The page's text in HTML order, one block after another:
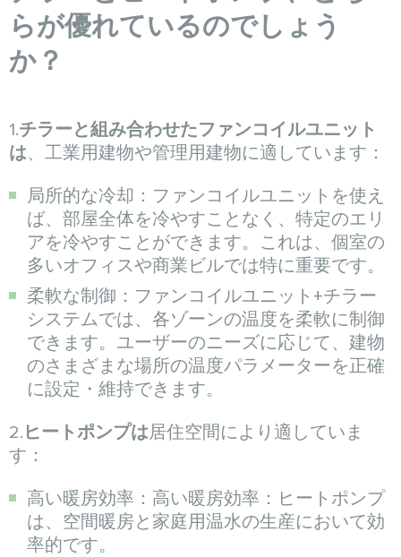
らが優れているのでしょう
か？
1.チラーと組み合わせたファンコイルユニット
は、工業用建物や管理用建物に適しています：
局所的な冷却：ファンコイルユニットを使え
ば、部屋全体を冷やすことなく、特定のエリ
アを冷やすことができます。これは、個室の
多いオフィスや商業ビルでは特に重要です。
柔軟な制御：ファンコイルユニット+チラー
システムでは、各ゾーンの温度を柔軟に制御
できます。ユーザーのニーズに応じて、建物
のさまざまな場所の温度パラメーターを正確
に設定・維持できます。
2. ヒートポンプは居住空間により適していま
す：
高い暖房効率：高い暖房効率：ヒートポンプ
は、空間暖房と家庭用温水の生産において効
率的です。